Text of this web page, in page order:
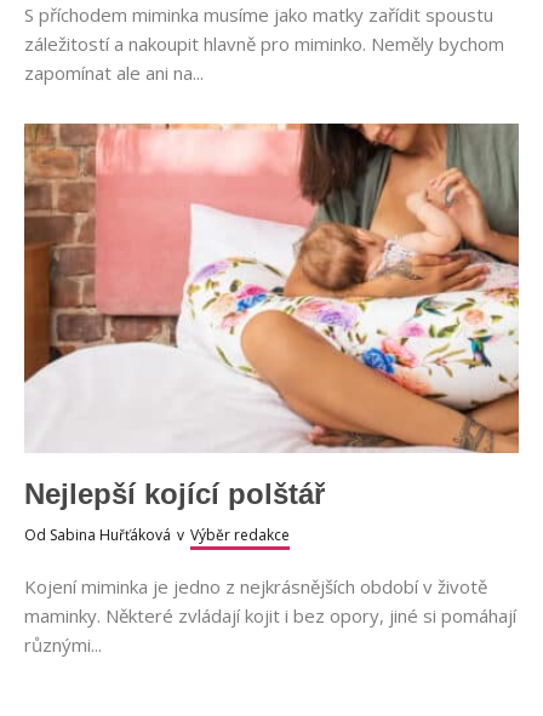
S příchodem miminka musíme jako matky zařídit spoustu
záležitostí a nakoupit hlavně pro miminko. Neměly bychom
zapomínat ale ani na...
Nejlepší kojící polštář
Od Sabina Huřťáková v Výběr redakce
Kojení miminka je jedno z nejkrásnějších období v životě
maminky. Některé zvládají kojit i bez opory, jiné si pomáhají
různými...